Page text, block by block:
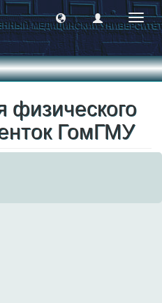
физического
ГомГМУ